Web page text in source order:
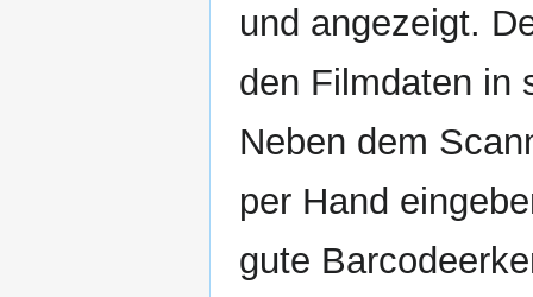
und angezeigt.
den Filmdaten in
Neben dem
per Hand
gute